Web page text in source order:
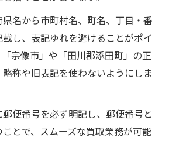
けたい表記ゆれの注意点
起きやすい表記ゆれの対策方法
買取ミスにつながる理由と防ぎ
注意したい住所表記の統一術
入力時に避けるべき表記例
名から市町村名、町名、丁目・番
し、表記ゆれを避けることがポイ
宗像市」や「田川郡添田町」の正
称や旧表記を使わないようにしま
便番号を必ず明記し、郵便番号と
とで、スムーズな買取業務が可能